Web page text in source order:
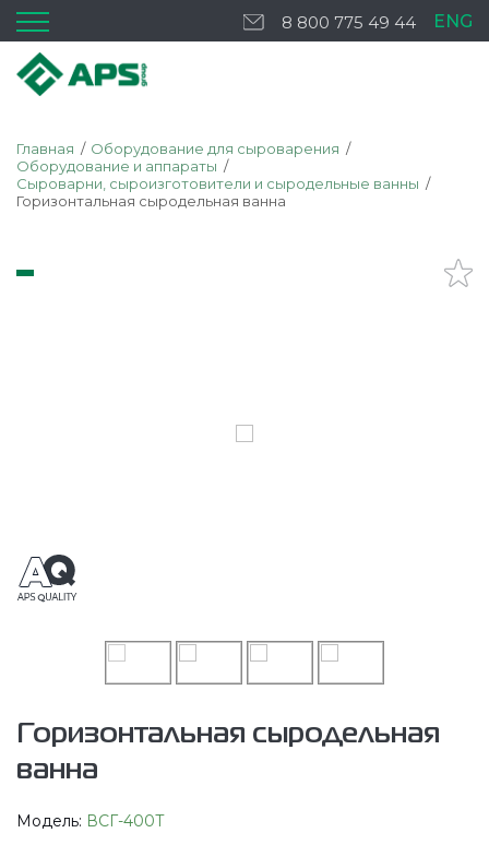
8 800 775 49 44 ENG
Главная
Оборудование для сыроварения
Оборудование и аппараты
Сыроварни, сыроизготовители и сыродельные ванны
Горизонтальная сыродельная ванна
Горизонтальная сыродельная
ванна
Модель: ВСГ-400Т